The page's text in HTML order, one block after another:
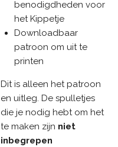
benodigdheden voor
het Kippetje
Downloadbaar
patroon om uit te
printen
Dit is alleen het patroon
en uitleg. De spulletjes
die je nodig hebt om het
te maken zijn niet
inbegrepen